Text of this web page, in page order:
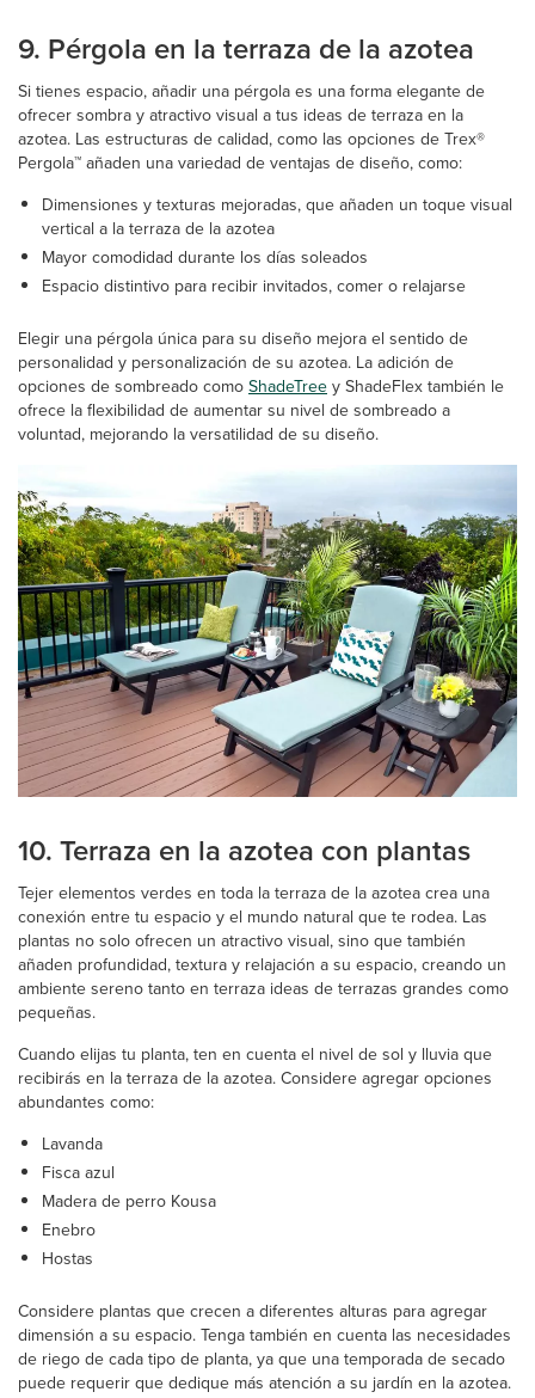
9. Pérgola en la terraza de la azotea
Si tienes espacio, añadir una pérgola es una forma elegante de
ofrecer sombra y atractivo visual a tus ideas de terraza en la
azotea. Las estructuras de calidad, como las opciones de Trex®
Pergola™ añaden una variedad de ventajas de diseño, como:
Dimensiones y texturas mejoradas, que añaden un toque visual
vertical a la terraza de la azotea
Mayor comodidad durante los días soleados
Espacio distintivo para recibir invitados, comer o relajarse
Elegir una pérgola única para su diseño mejora el sentido de
personalidad y personalización de su azotea. La adición de
opciones de sombreado comoShadeTreey ShadeFlex también le
ofrece la flexibilidad de aumentar su nivel de sombreado a
voluntad, mejorando la versatilidad de su diseño.
10. Terraza en la azotea con plantas
Tejer elementos verdes en toda la terraza de la azotea crea una
conexión entre tu espacio y el mundo natural que te rodea. Las
plantas no solo ofrecen un atractivo visual, sino que también
añaden profundidad, textura y relajación a su espacio, creando un
ambiente sereno tanto en terraza ideas de terrazas grandes como
pequeñas.
Cuando elijas tu planta, ten en cuenta el nivel de sol y lluvia que
recibirás en la terraza de la azotea. Considere agregar opciones
abundantes como:
Lavanda
Fisca azul
Madera de perro Kousa
Enebro
Hostas
Considere plantas que crecen a diferentes alturas para agregar
dimensión a su espacio. Tenga también en cuenta las necesidades
de riego de cada tipo de planta, ya que una temporada de secado
puede requerir que dedique más atención a su jardín en la azotea.